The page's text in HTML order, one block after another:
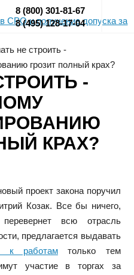
8 (800) 301-81-67
8 (495) 128-17-04
не строить -
грозит полный крах?
-
КРАХ?
проект закона поручил
Козак. Все бы ничего,
всю отрасль
предлагается выдавать
к работамтолько тем
участие в торгах за